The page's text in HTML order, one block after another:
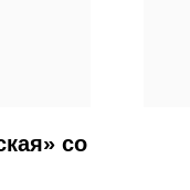
со